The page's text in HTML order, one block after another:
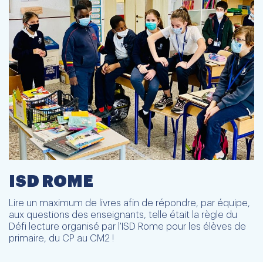
ISD ROME
Lire un maximum de livres afin de répondre, par équipe,
aux questions des enseignants, telle était la règle du
Défi lecture organisé par l'ISD Rome pour les élèves de
primaire, du CP au CM2 !